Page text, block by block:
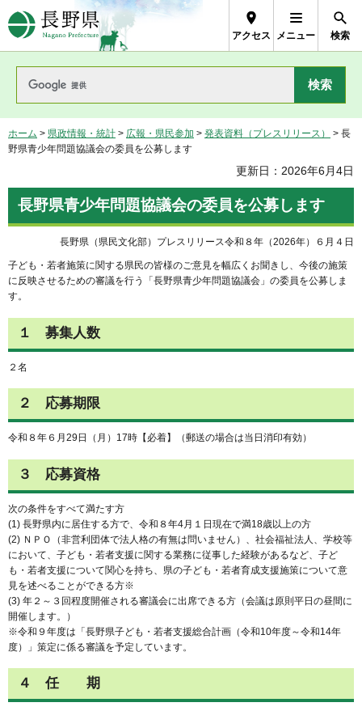
長野県Nagano Prefecture
アクセス メニュー 検索
ホーム > 県政情報・統計 > 広報・県民参加 > 発表資料（プレスリリース）
> 長
野県青少年問題協議会の委員を公募します
更新日：2026年6月4日
長野県青少年問題協議会の委員を公募します
長野県（県民文化部）プレスリリース令和８年（2026年）６月４日
子ども・若者施策に関する県民の皆様のご意見を幅広くお聞きし、今後の施策
に反映させるための審議を行う「長野県青少年問題協議会」の委員を公募しま
す。
１ 募集人数
２名
２ 応募期限
令和８年６月29日（月）17時【必着】（郵送の場合は当日消印有効）
３ 応募資格
次の条件をすべて満たす方
(1) 長野県内に居住する方で、令和８年4月１日現在で満18歳以上の方
(2) ＮＰＯ（非営利団体で法人格の有無は問いません）、社会福祉法人、学校等
において、子ども・若者支援に関する業務に従事した経験があるなど、子ど
も・若者支援について関心を持ち、県の子ども・若者育成支援施策について意
見を述べることができる方※
(3) 年２～３回程度開催される審議会に出席できる方（会議は原則平日の昼間に
開催します。）
※令和９年度は「長野県子ども・若者支援総合計画（令和10年度～令和14年
度）」策定に係る審議を予定しています。
４ 任 期